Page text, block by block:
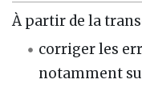
À partir de la
corriger les
notamment